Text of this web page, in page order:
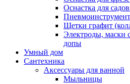
Оснастка для
Пневмоинструмент
Щетки графит
Электроды, маски
допы
Умный дом
Сантехника
Аксессуары для ванной
Мыльницы